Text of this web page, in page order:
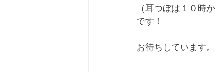
（耳つぼは１０時か
です！
お待ちしています。